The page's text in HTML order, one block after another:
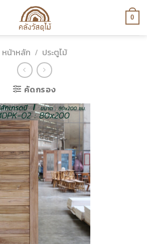
0
หน้าหลัก / ประตูไม้
คัดกรอง